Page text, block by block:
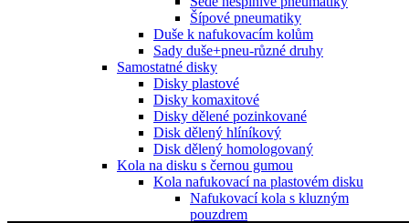
Šípové pneumatiky
Duše k nafukovacím kolům
Sady duše+pneu-různé druhy
Samostatné disky
Disky plastové
Disky komaxitové
Disky dělené pozinkované
Disk dělený hlíníkový
Disk dělený homologovaný
Kola na disku s černou gumou
Kola nafukovací na plastovém disku
Nafukovací kola s kluzným
pouzdrem